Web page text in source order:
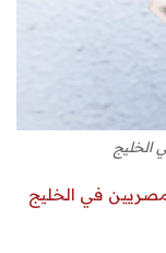
في الخليج